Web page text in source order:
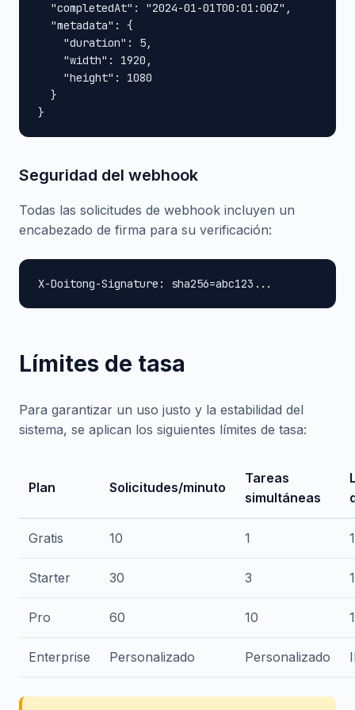
  "completedAt": "2024-01-01T00:01:00Z",
  "metadata": {
    "duration": 5,
    "width": 1920,
    "height": 1080
  }
}
Seguridad del webhook
Todas las solicitudes de webhook incluyen un
encabezado de firma para su verificación:
X-Doitong-Signature: sha256=abc123...
Límites de tasa
Para garantizar un uso justo y la estabilidad del
sistema, se aplican los siguientes límites de tasa:
Plan Solicitudes/minuto
Tareas
simultáneas
Gratis 10 1
Starter 30 3
Pro 60 10
Enterprise Personalizado Personalizado